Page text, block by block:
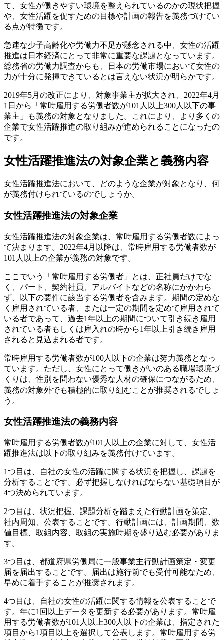
て、女性が働きやすい環境を整えられているのかの現状把握
や、女性活躍を促すための目標や計画の報告を義務づけてい
る点が特徴です。
急速な少子高齢化や労働力不足が懸念される中、女性の活躍
推進は日本経済にとって非常に重要な課題となっています。
総務省の労働力調査からも、日本の労働市場において女性の
力が十分に発揮できているとは言えない状況が明らかです。
2019年5月の改正により、対象事業主が拡大され、2022年4月
1日から「常時雇用する労働者数が101人以上300人以下の事
業主」も義務の対象となりました。これにより、より多くの
企業で女性活躍推進の取り組みが進められることになったの
です。
女性活躍推進法の対象企業と義務内容
女性活躍推進法において、どのような企業が対象となり、何
が義務付けられているのでしょうか。
女性活躍推進法の対象企業
女性活躍推進法の対象企業は、常時雇用する労働者数によっ
て決まります。2022年4月以降は、常時雇用する労働者数が
101人以上の企業が義務の対象です。
ここでいう「常時雇用する労働者」とは、正社員だけでな
く、パート、契約社員、アルバイトなどの名称にかかわら
ず、以下の要件に該当する労働者を含みます。期間の定めな
く雇用されている者、または一定の期間を定めて雇用されて
いる者であって、過去1年以上の期間について引き続き雇用
されている者もしくは雇入れの時から1年以上引き続き雇用
されると見込まれる者です。
常時雇用する労働者数が100人以下の企業は努力義務となっ
ています。ただし、女性にとって働きがいのある職場環境づ
くりは、性別を問わない優秀な人材の確保につながるため、
義務の対象外でも積極的に取り組むことが推奨されるでしょ
う。
女性活躍推進法の義務内容
常時雇用する労働者数が101人以上の企業に対して、女性活
躍推進法は以下の取り組みを義務付けています。
1つ目は、自社の女性の活躍に関する状況を把握し、課題を
分析することです。必ず把握しなければならない基礎項目が
4つ決められています。
2つ目は、状況把握、課題分析を踏まえた行動計画を策定、
社内周知、公表することです。行動計画には、計画期間、数
値目標、取組内容、取組の実施時期を盛り込む必要がありま
す。
3つ目は、都道府県労働局に一般事業主行動計画策定・変更
届を届出することです。届出は施行前でも受付可能なため、
早めに着手することが推奨されます。
4つ目は、自社の女性の活躍に関する情報を公表することで
す。年に1回以上データを更新する必要があります。常時雇
用する労働者数が101人以上300人以下の企業は、指定された
項目から1項目以上を選択して公表します。常時雇用する労